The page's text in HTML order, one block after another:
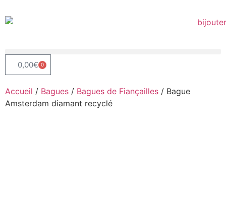
0,00€ 0
Accueil / Bagues / Bagues de Fiançailles / Bague
Amsterdam diamant recyclé